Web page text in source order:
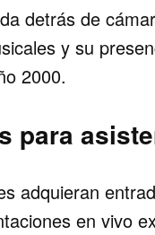
detrás de
y su
2000.
para
adquieran
en vivo